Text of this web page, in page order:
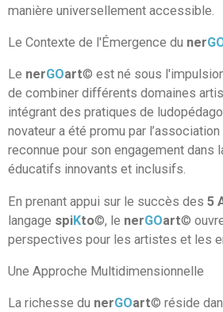
manière universellement accessible.
Le Contexte de l'Émergence du ner
Le nerGOart© est né sous
de combiner différents domaines
intégrant des pratiques de
novateur a été promu par l’association
reconnue pour son engagement dans
éducatifs innovants et inclusifs.
En prenant appui sur le succès des 5
langage spiKto©, le nerGOart©
perspectives pour les artistes et les
Une Approche Multidimensionnelle
La richesse du nerGOart© réside